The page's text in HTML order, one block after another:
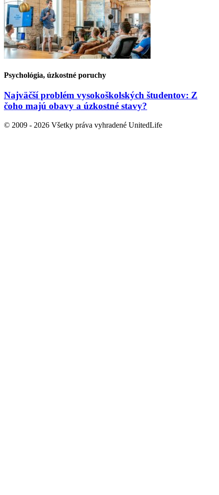
Psychológia, úzkostné poruchy
Najväčší problém vysokoškolských študentov: Z
čoho majú obavy a úzkostné stavy?
© 2009 - 2026 Všetky práva vyhradené UnitedLife